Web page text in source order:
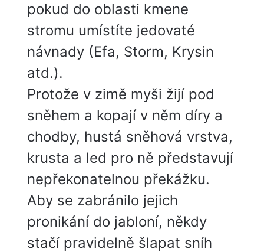
pokud do oblasti kmene
stromu umístíte jedovaté
návnady (Efa, Storm, Krysin
atd.).
Protože v zimě myši žijí pod
sněhem a kopají v něm díry a
chodby, hustá sněhová vrstva,
krusta a led pro ně představují
nepřekonatelnou překážku.
Aby se zabránilo jejich
pronikání do jabloní, někdy
stačí pravidelně šlapat sníh